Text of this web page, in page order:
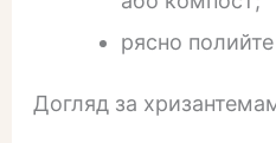
рясно
Догляд за